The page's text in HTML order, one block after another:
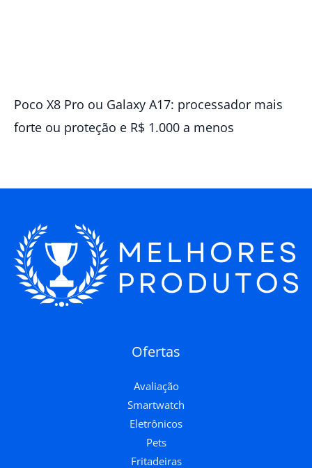
Poco X8 Pro ou Galaxy A17: processador mais
forte ou proteção e R$ 1.000 a menos
Ofertas
Avaliação
Smartwatch
Eletrônicos
Pets
Fritadeiras